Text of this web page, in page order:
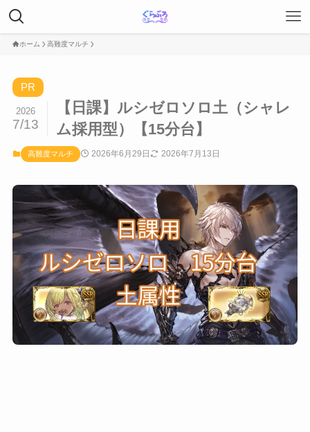
ホーム 高難度マルチ
PR
【日課】ルシゼロソロ土（シャレ
ム採用型）【15分台】
2026
7/13
高難度マルチ 2026年6月29日 2026年7月13日